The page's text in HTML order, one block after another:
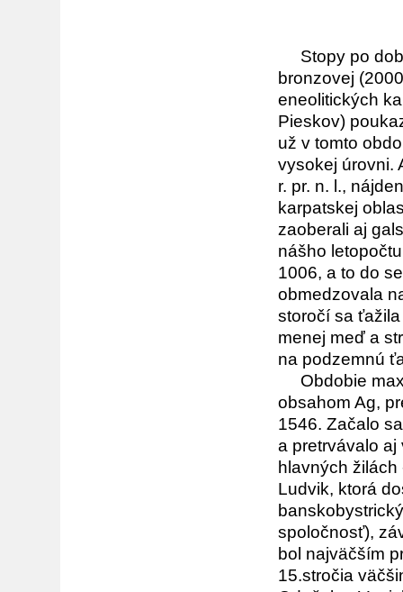
Stopy po
bronzovej
eneolitických
Pieskov)
už v tomto
vysokej úrovni.
r. pr. n. l.,
karpatskej
zaoberali aj
nášho
1006, a to do
obmedzovala
storočí sa
menej meď a
na podzemnú
Obdobie
obsahom Ag,
1546. Začalo
a pretrvávalo aj
hlavných
Ludvik, ktorá
spoločnosť),
bol najväčším
15.stročia